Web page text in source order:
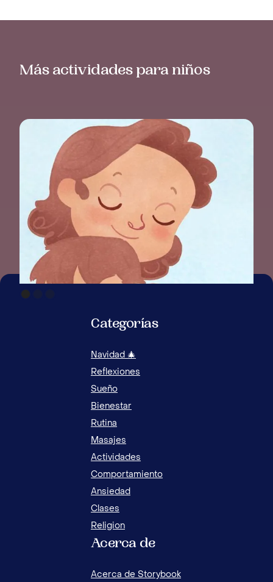
Más actividades para niños
A TU HIJO A MANEJAR LA CULPA
Categorías
Navidad 🎄
Reflexiones
Sueño
Bienestar
Rutina
Masajes
Actividades
Comportamiento
Ansiedad
Clases
Religion
Acerca de
Acerca de Storybook